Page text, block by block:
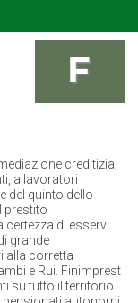
creditizia,
a lavoratori
del quinto dello
prestito
certezza di esservi
grande
alla corretta
e Rui. Finimprest
su tutto il territorio